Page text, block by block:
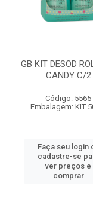
GB KIT DESOD
CANDY C/2
Código: 5565
Embalagem: KIT
Faça seu login
cadastre-se
ver preços e
comprar